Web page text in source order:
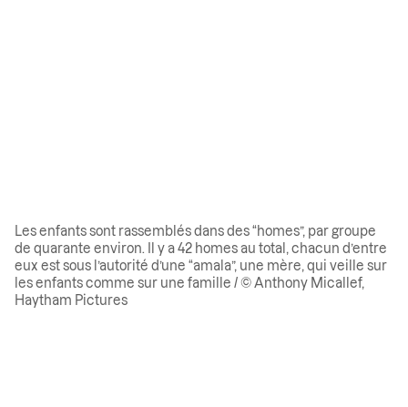
Les enfants sont rassemblés dans des “homes”, par groupe
de quarante environ. Il y a 42 homes au total, chacun d’entre
eux est sous l’autorité d’une “amala”, une mère, qui veille sur
les enfants comme sur une famille / © Anthony Micallef,
Haytham Pictures